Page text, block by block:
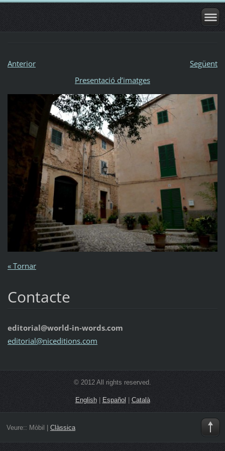
Anterior
Següent
Presentació dʼimatges
« Tornar
Contacte
editorial@world-in-words.com
editorial@niceditions.com
© 2012 All rights reserved.
English| Español |Català
Veure:: Mòbil Clàssica